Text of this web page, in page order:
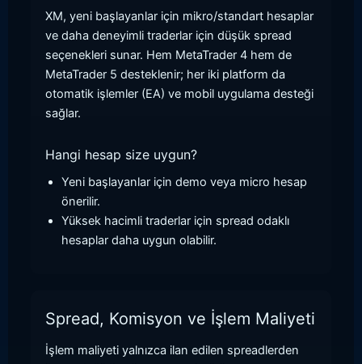
XM, yeni başlayanlar için mikro/standart hesaplar
ve daha deneyimli traderlar için düşük spread
seçenekleri sunar. Hem MetaTrader 4 hem de
MetaTrader 5 desteklenir; her iki platform da
otomatik işlemler (EA) ve mobil uygulama desteği
sağlar.
Hangi hesap size uygun?
Yeni başlayanlar için demo veya micro hesap
önerilir.
Yüksek hacimli traderlar için spread odaklı
hesaplar daha uygun olabilir.
Spread, Komisyon ve İşlem Maliyeti
İşlem maliyeti yalnızca ilan edilen spreadlerden